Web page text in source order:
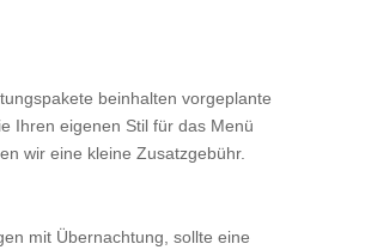
beinhalten vorgeplante
Ihren eigenen Stil für das Menü
wir eine kleine Zusatzgebühr.
mit Übernachtung, sollte eine